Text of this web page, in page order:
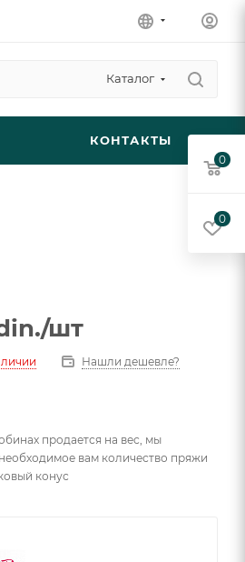
Каталог
КОНТАКТЫ
/шт
Нашли дешевле?
продается на вес, мы
вам количество пряжи
конус
0
0